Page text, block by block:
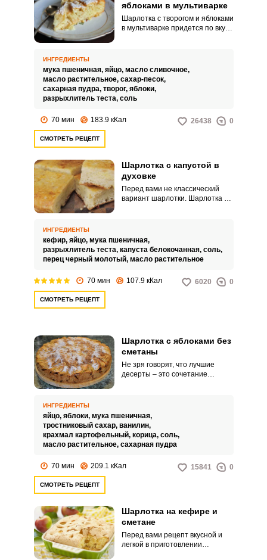
яблоками в мультиварке
Шарлотка с творогом и яблоками
в мультиварке придется по вкусу
творог – и это уже новый,
особенно вкусный пирог.
ИНГРЕДИЕНТЫ
мука пшеничная, яйцо, масло сливочное,
масло растительное, сахар-песок,
сахарная пудра, творог, яблоки,
разрыхлитель теста, соль
70 мин 183.9 кКал 26438 0
СМОТРЕТЬ РЕЦЕПТ
Шарлотка с капустой в
духовке
Перед вами не классический
вариант шарлотки. Шарлотка с
будни и одновременно собрать
семью за вкусным обедом.
ИНГРЕДИЕНТЫ
кефир, яйцо, мука пшеничная,
разрыхлитель теста, капуста белокочанная, соль,
перец черный молотый, масло растительное
70 мин 107.9 кКал 6020 0
СМОТРЕТЬ РЕЦЕПТ
Шарлотка с яблоками без
сметаны
Не зря говорят, что лучшие
десерты – это сочетание
ИНГРЕДИЕНТЫ
яйцо, яблоки, мука пшеничная,
тростниковый сахар, ванилин,
крахмал картофельный, корица, соль,
масло растительное, сахарная пудра
70 мин 209.1 кКал 15841 0
СМОТРЕТЬ РЕЦЕПТ
Шарлотка на кефире и
сметане
Перед вами рецепт вкусной и
легкой в приготовлении